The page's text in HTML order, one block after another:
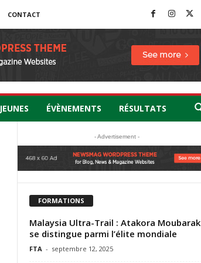
CONTACT
JEUNES ÉVÈNEMENTS RÉSULTATS
- Advertisement -
FORMATIONS
Malaysia Ultra-Trail : Atakora Moubarak
se distingue parmi l’élite mondiale
FTA - septembre 12, 2025